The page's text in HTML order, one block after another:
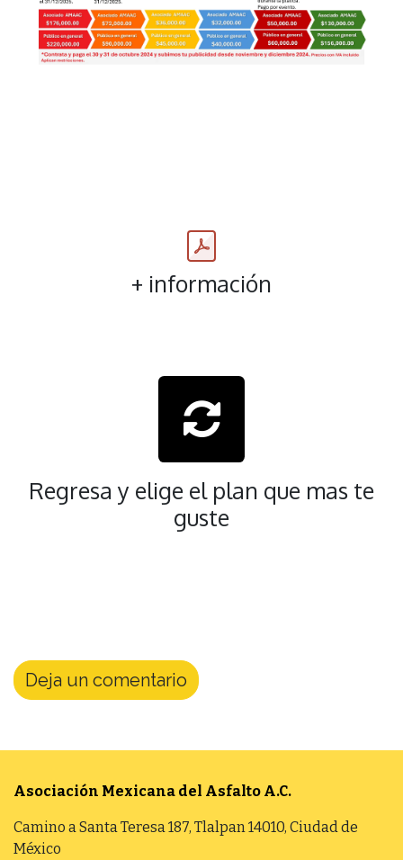
+ información
Regresa y elige el plan que mas te
guste
Deja un comentario
Asociación Mexicana del Asfalto A.C.
Camino a Santa Teresa 187, Tlalpan 14010, Ciudad de
México